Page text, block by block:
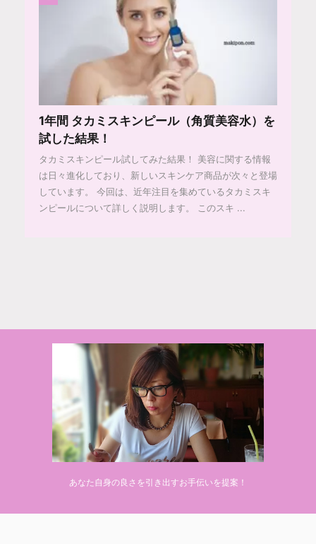
1年間 タカミスキンピール（角質美容水）を
試した結果！
タカミスキンピール試してみた結果！ 美容に関する情報
は日々進化しており、新しいスキンケア商品が次々と登場
しています。 今回は、近年注目を集めているタカミスキ
ンピールについて詳しく説明します。 このスキ ...
あなた自身の良さを引き出すお手伝いを提案！
AFFINGER5